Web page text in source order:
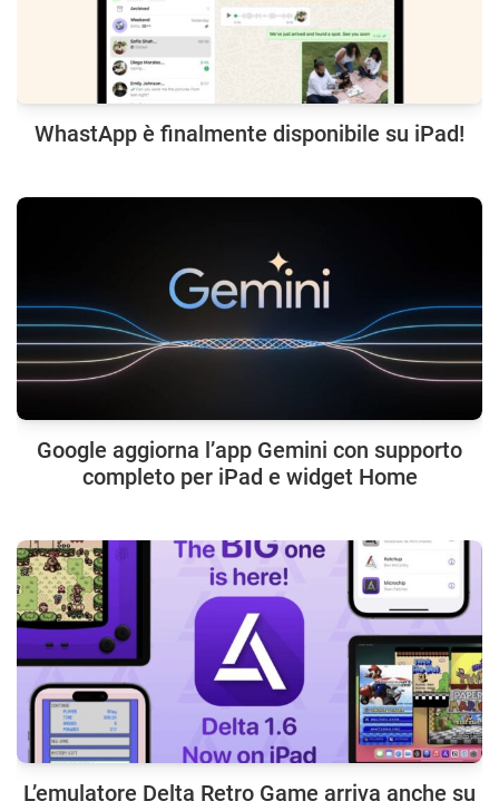
WhastApp è finalmente disponibile su iPad!
Google aggiorna l’app Gemini con supporto
completo per iPad e widget Home
L’emulatore Delta Retro Game arriva anche su